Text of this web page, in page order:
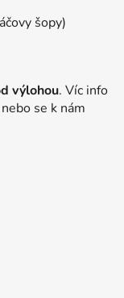
šopy)
výlohou. Víc info
se k nám